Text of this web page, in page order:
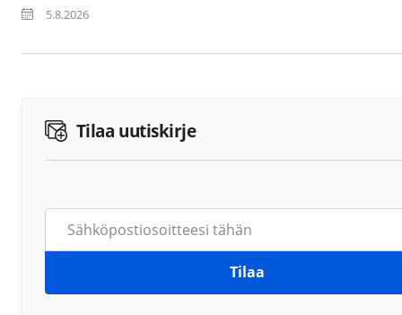
5.8.2026
Tilaa uutiskirje
Tilaa